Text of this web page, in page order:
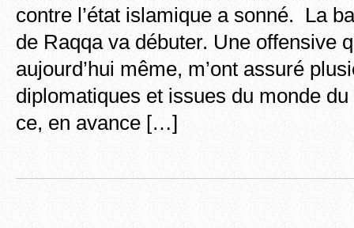
contre l’état islamique a sonné. La
de Raqqa va débuter. Une offensive
aujourd’hui même, m’ont assuré
diplomatiques et issues du monde
ce, en avance […]